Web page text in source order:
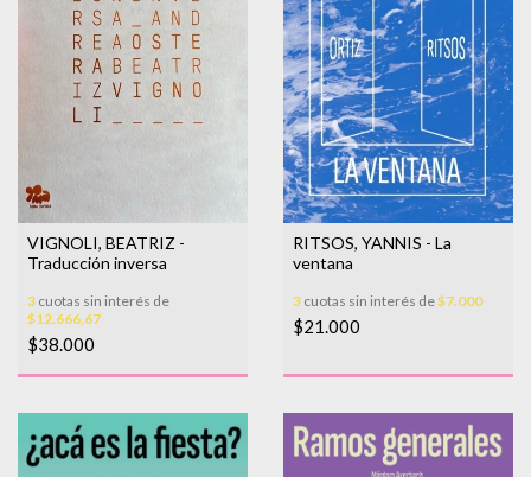
VIGNOLI, BEATRIZ -
Traducción inversa
3 cuotas sin interés de
$12.666,67
$38.000
RITSOS, YANNIS - La
ventana
3 cuotas sin interés de$7.000
$21.000